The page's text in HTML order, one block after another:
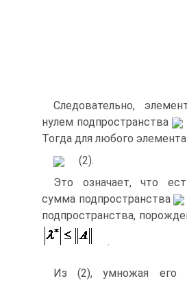
Следовательно,
нулем подпространства
Тогда для любого элемента
(2).
Это означает, что
сумма подпространства
подпространства,
.
Из (2), умножая его